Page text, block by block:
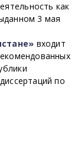
как
3 мая
входит
по